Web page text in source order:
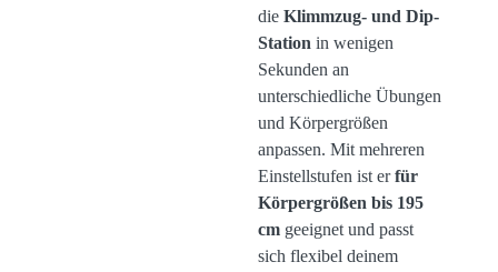
dieKlimmzug- und Dip-
Station in wenigen
Sekunden an
unterschiedliche Übungen
und Körpergrößen
anpassen. Mit mehreren
Einstellstufen ist erfür
Körpergrößen bis 195
cm geeignet und passt
sich flexibel deinem